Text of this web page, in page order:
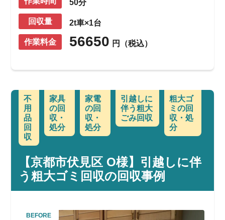
50分
回収量 2t車×1台
作業料金 56650 円（税込）
不
用
品
回
収
家具
の回
収・
処分
家電
の回
収・
処分
引越しに
伴う粗大
ごみ回収
粗大ゴ
ミの回
収・処
分
【京都市伏見区 O様】引越しに伴
う粗大ゴミ回収の回収事例
BEFORE